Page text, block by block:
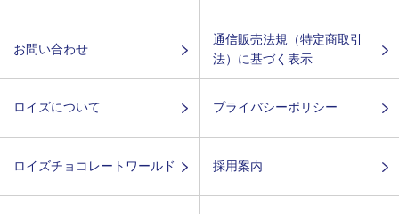
お問い合わせ
通信販売法規（特定商取引
法）に基づく表示
ロイズについて プライバシーポリシー
ロイズチョコレートワールド 採用案内